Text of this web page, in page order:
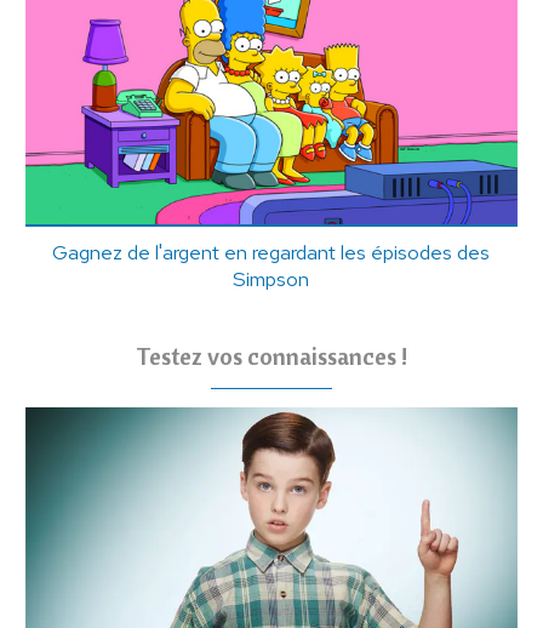
Gagnez de l'argent en regardant les épisodes des
Simpson
Testez vos connaissances !